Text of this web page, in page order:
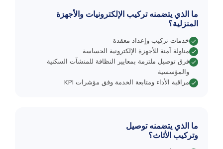
ما الذي يتضمنه تركيب الإلكترونيات والأجهزة
المنزلية؟
خدمات تركيب وإعداد معقدة
مناولة آمنة للأجهزة الإلكترونية الحساسة
فرق توصيل ملتزمة بمعايير النظافة للمنشآت السكنية
والمؤسسية
مراقبة الأداء ومتابعة الخدمة وفق مؤشرات KPI
ما الذي يتضمنه توصيل
وتركيب الأثاث؟